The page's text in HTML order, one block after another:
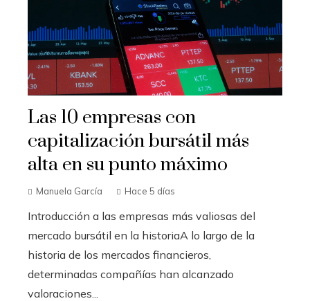
Las 10 empresas con
capitalización bursátil más
alta en su punto máximo
Manuela García Hace 5 días
Introducción a las empresas más valiosas del
mercado bursátil en la historiaA lo largo de la
historia de los mercados financieros,
determinadas compañías han alcanzado
valoraciones...